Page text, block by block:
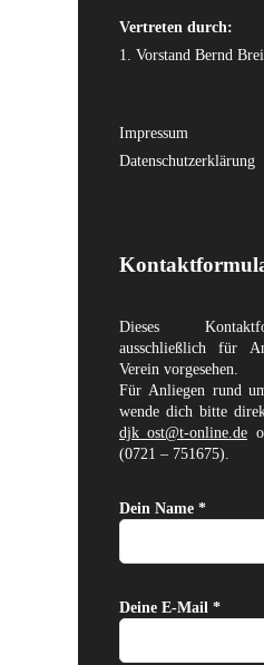
Vertreten durch:
1. Vorstand Bernd
Impressum
Datenschutzerklärung
Dieses
ausschließlich für
Verein vorgesehen.
Für Anliegen rund
wende dich bitte
djk_ost@t-online.de
(0721 – 751675).
Dein Name *
Deine E-Mail *